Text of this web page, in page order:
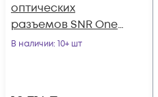
оптических
разъемов SNR One-
Click-Cleaner SNR-
В наличии: 10+ шт